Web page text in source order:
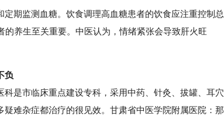
期监测血糖。饮食调理高血糖患者的饮食应注重控制总
养生至关重要。中医认为，情绪紧张会导致肝火旺
负
是市临床重点建设专科，采用中药、针灸、拔罐、耳穴
难杂症都治疗的很见效。甘肃省中医学院附属医院：那